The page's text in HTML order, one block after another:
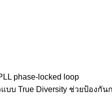
phase-locked loop
บ True Diversity ช่วยป้องกั